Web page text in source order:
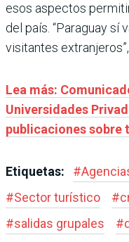
esos aspectos
del país. “Paraguay sí
visitantes
Lea más:
Universidades
publicaciones sobre
Etiquetas: #
#Sector turístico #
#salidas grupales #